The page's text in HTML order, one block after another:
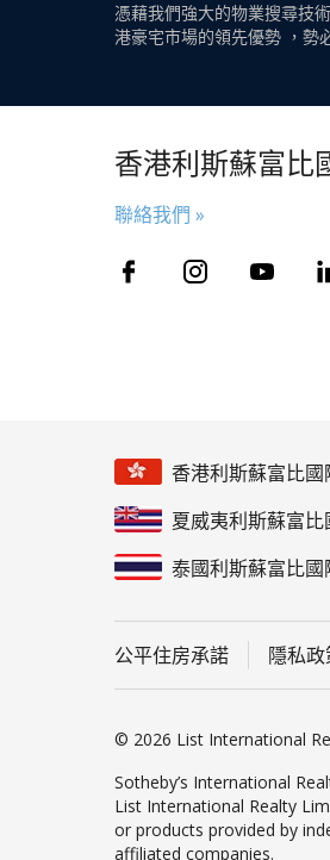
憑藉我們強大的物業搜尋技
港豪宅市場的領先優勢 ，勢
香港利斯蘇富比
聯絡我們 »
香港利斯蘇富比國
夏威夷利斯蘇富
泰國利斯蘇富比國
公平住房承諾 隱私
© 2026 List International
Sotheby’s International
List International Realty
or products provided by
affiliated companies.